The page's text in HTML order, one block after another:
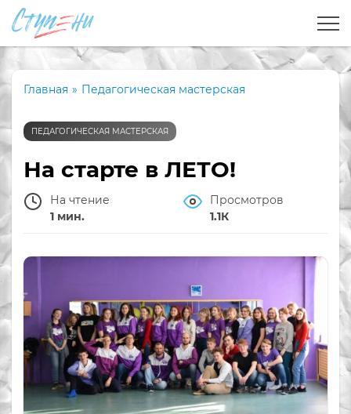
Главная » Педагогическая мастерская
ПЕДАГОГИЧЕСКАЯ МАСТЕРСКАЯ
На старте в ЛЕТО!
На чтение
1 мин.
Просмотров
1.1К